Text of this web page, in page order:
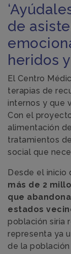
de
heridos
El Centro
terapias de
internos y que
Con el
alimentación
tratamientos
social que
Desde el inicio
más de 2
que
estados
población siria
representa ya
de la